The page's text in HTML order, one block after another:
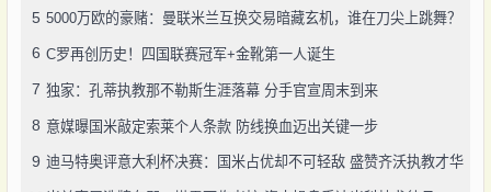
5 5000万欧的豪赌：曼联米兰互换交易暗藏玄机，谁在刀尖上跳舞？
6 C罗再创历史！四国联赛冠军+金靴第一人诞生
7 独家：孔蒂执教那不勒斯生涯落幕 分手官宣周末到来
8 意媒曝国米敲定索莱个人条款 防线换血迈出关键一步
9 迪马特奥评意大利杯决赛：国米占优却不可轻敌 盛赞齐沃执教才华